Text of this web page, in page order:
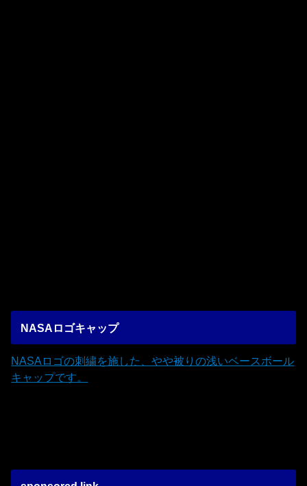
NASAロゴキャップ
NASAロゴの刺繍を施した、やや被りの浅いベースボール
キャップです。